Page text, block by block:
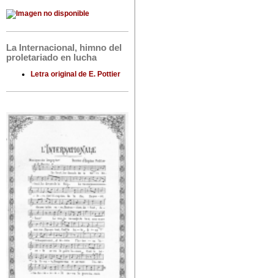
La Internacional, himno del
proletariado en lucha
Letra original de E. Pottier